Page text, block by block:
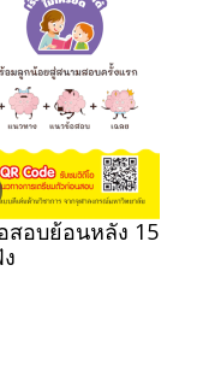
สอบย้อนหลัง 15